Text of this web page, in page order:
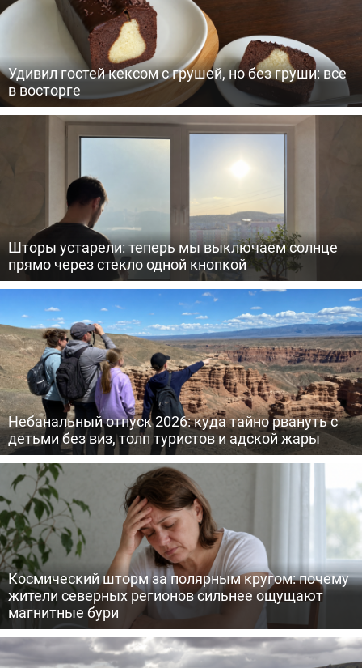
Удивил гостей кексом с грушей, но без груши: все
в восторге
Шторы устарели: теперь мы выключаем солнце
прямо через стекло одной кнопкой
Небанальный отпуск 2026: куда тайно рвануть с
детьми без виз, толп туристов и адской жары
Космический шторм за полярным кругом: почему
жители северных регионов сильнее ощущают
магнитные бури